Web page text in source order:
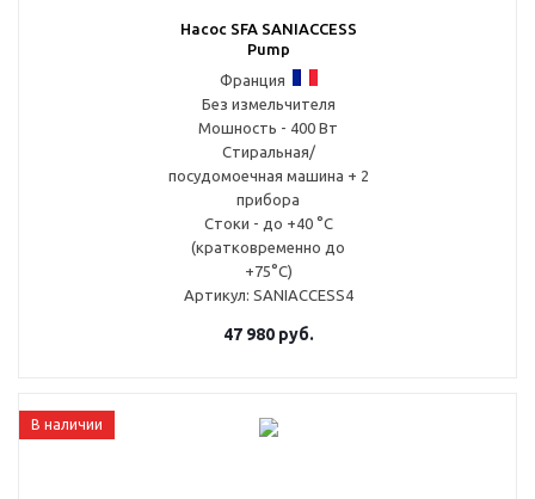
Насос SFA SANIACCESS
Pump
Франция
Без измельчителя
Мошность - 400 Вт
Стиральная/
посудомоечная машина + 2
прибора
Стоки - до +40 °С
(кратковременно до
+75°С)
Артикул: SANIACCESS4
47 980руб.
В наличии